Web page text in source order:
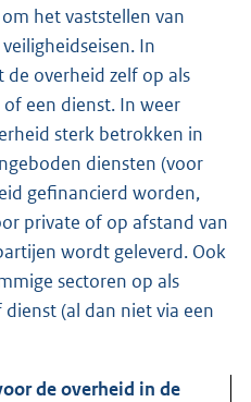
het vaststellen van
eisen. In
overheid zelf op als
een dienst. In weer
sterk betrokken in
diensten (voor
gefinancierd worden,
private of op afstand van
wordt geleverd. Ook
sectoren op als
(al dan niet via een
de overheid in de